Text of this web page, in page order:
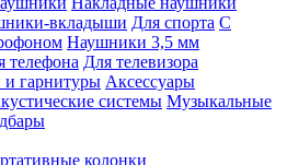
вкладыши Для спорта С
Наушники 3,5 мм
телефона Для телевизора
гарнитуры Аксессуары
системы Музыкальные
колонки